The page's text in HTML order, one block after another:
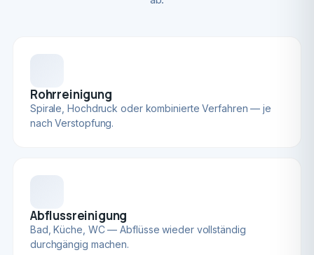
Rohrreinigung
Spirale, Hochdruck oder kombinierte Verfahren — je
nach Verstopfung.
Abflussreinigung
Bad, Küche, WC — Abflüsse wieder vollständig
durchgängig machen.